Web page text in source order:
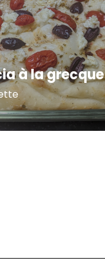
à la grecque